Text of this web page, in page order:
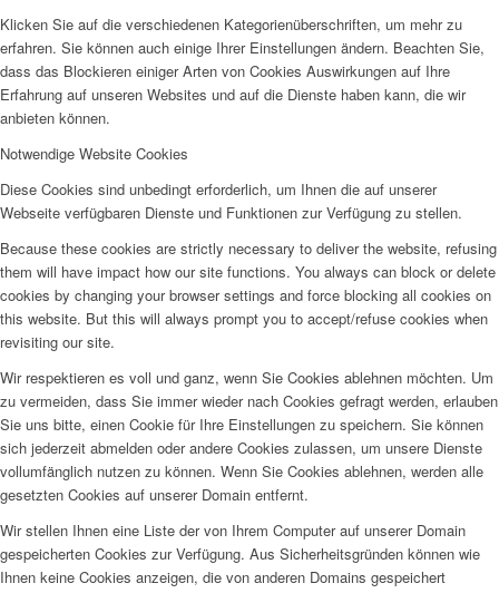
Klicken Sie auf die verschiedenen Kategorienüberschriften, um mehr zu
erfahren. Sie können auch einige Ihrer Einstellungen ändern. Beachten Sie,
dass das Blockieren einiger Arten von Cookies Auswirkungen auf Ihre
Erfahrung auf unseren Websites und auf die Dienste haben kann, die wir
anbieten können.
Notwendige Website Cookies
Diese Cookies sind unbedingt erforderlich, um Ihnen die auf unserer
Webseite verfügbaren Dienste und Funktionen zur Verfügung zu stellen.
Because these cookies are strictly necessary to deliver the website, refusing
them will have impact how our site functions. You always can block or delete
cookies by changing your browser settings and force blocking all cookies on
this website. But this will always prompt you to accept/refuse cookies when
revisiting our site.
Wir respektieren es voll und ganz, wenn Sie Cookies ablehnen möchten. Um
zu vermeiden, dass Sie immer wieder nach Cookies gefragt werden, erlauben
Sie uns bitte, einen Cookie für Ihre Einstellungen zu speichern. Sie können
sich jederzeit abmelden oder andere Cookies zulassen, um unsere Dienste
vollumfänglich nutzen zu können. Wenn Sie Cookies ablehnen, werden alle
gesetzten Cookies auf unserer Domain entfernt.
Wir stellen Ihnen eine Liste der von Ihrem Computer auf unserer Domain
gespeicherten Cookies zur Verfügung. Aus Sicherheitsgründen können wie
Ihnen keine Cookies anzeigen, die von anderen Domains gespeichert